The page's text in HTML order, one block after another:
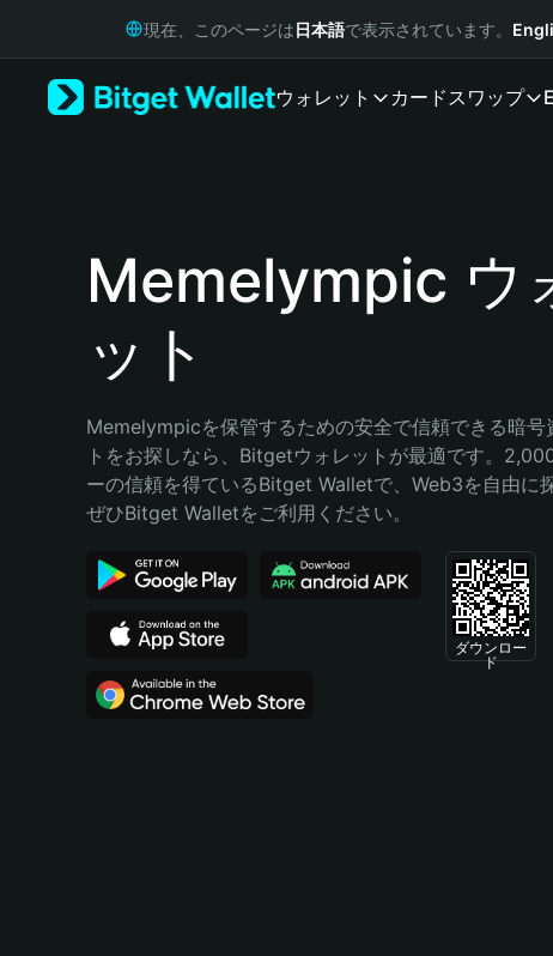
Русский
Português (Portugal)
Bahasa Indonesia
Português (Brasil)
Español (Argentina)
現在、このページは日本語で表示されています。
ウォレット カードスワップ
Memelympic ウ
ット
Memelympicを保管するための安全で信頼できる暗号
トをお探しなら、Bitgetウォレットが最適です。
ーの信頼を得ているBitget Walletで、Web3を自由に
ぜひBitget Walletをご利用ください。
ダウンロー
ド